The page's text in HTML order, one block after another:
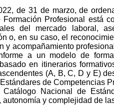
de 31 de marzo, de
Profesional está
del mercado laboral,
o, en su caso, el
y acompañamiento
a un modelo de
en itinerarios
(A, B, C, D y E)
de Competencias
Nacional de
y complejidad de